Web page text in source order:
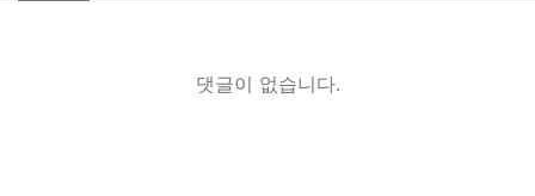
댓글이 없습니다.